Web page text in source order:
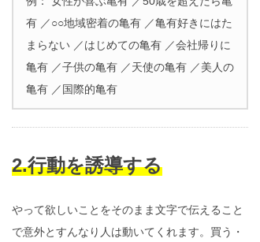
有 ／○○地域密着の亀有 ／亀有好きにはた
まらない ／はじめての亀有 ／会社帰りに
亀有 ／子供の亀有 ／天使の亀有 ／美人の
亀有 ／国際的亀有
2.行動を誘導する
やって欲しいことをそのまま文字で伝えること
で意外とすんなり人は動いてくれます。買う・